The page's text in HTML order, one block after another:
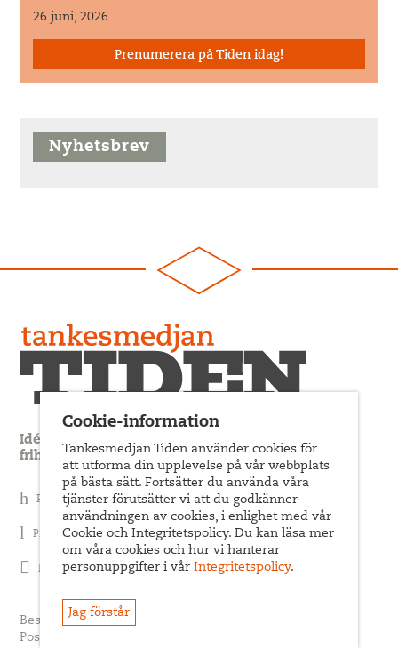
26 juni, 2026
Prenumerera på Tiden idag!
Nyhetsbrev
Idédebatt och analys som förnyar arbetarrörelsens
frihets- och jämlikhetssträvan
Prenumerera på nyhetsbrev
Prenumerera på Tiden Magasin
Följ oss på Facebook
Besöksadress: Sveavägen 68
Postadress: c/o ABF Box 522, 101 30 Stockholm
Cookie-information
Tankesmedjan Tiden använder cookies för
att utforma din upplevelse på vår webbplats
på bästa sätt. Fortsätter du använda våra
tjänster förutsätter vi att du godkänner
användningen av cookies, i enlighet med vår
Cookie och Integritetspolicy. Du kan läsa mer
om våra cookies och hur vi hanterar
personuppgifter i vår Integritetspolicy.
Jag förstår